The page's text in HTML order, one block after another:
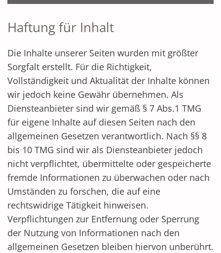
Haftung für Inhalt
Die Inhalte unserer Seiten wurden mit größter
Sorgfalt erstellt. Für die Richtigkeit,
Vollständigkeit und Aktualität der Inhalte können
wir jedoch keine Gewähr übernehmen. Als
Diensteanbieter sind wir gemäß § 7 Abs.1 TMG
für eigene Inhalte auf diesen Seiten nach den
allgemeinen Gesetzen verantwortlich. Nach §§ 8
bis 10 TMG sind wir als Diensteanbieter jedoch
nicht verpflichtet, übermittelte oder gespeicherte
fremde Informationen zu überwachen oder nach
Umständen zu forschen, die auf eine
rechtswidrige Tätigkeit hinweisen.
Verpflichtungen zur Entfernung oder Sperrung
der Nutzung von Informationen nach den
allgemeinen Gesetzen bleiben hiervon unberührt.